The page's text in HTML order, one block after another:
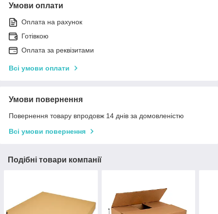
Умови оплати
Оплата на рахунок
Готівкою
Оплата за реквізитами
Всі умови оплати
Умови повернення
Повернення товару впродовж 14 днів за домовленістю
Всі умови повернення
Подібні товари компанії